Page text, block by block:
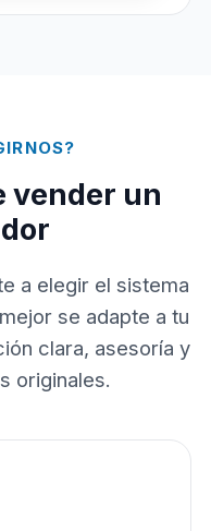
vender un
a elegir el sistema
se adapte a tu
clara, asesoría y
originales.